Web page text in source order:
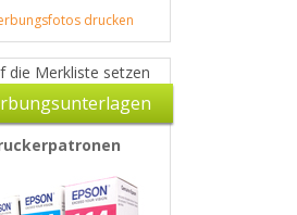
drucken
die Merkliste setzen